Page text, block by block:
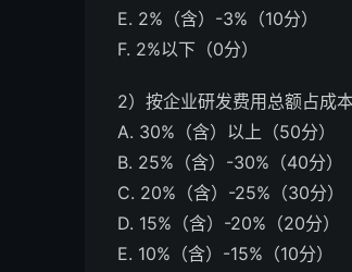
E. 2%（含）-3%（10分）
F. 2%以下（0分）
2）按企业研发费用总额占成
A. 30%（含）以上（50分）
B. 25%（含）-30%（40分）
C. 20%（含）-25%（30分）
D. 15%（含）-20%（20分）
E. 10%（含）-15%（10分）